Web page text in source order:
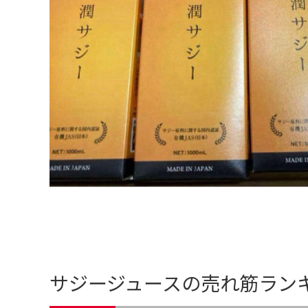
サジージュースの売れ筋ラン